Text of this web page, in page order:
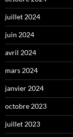
juillet 2024
juin 2024
avril 2024
mars 2024
janvier 2024
octobre 2023
juillet 2023